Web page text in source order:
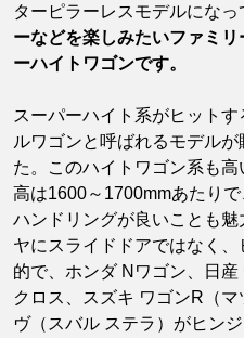
ターピラーレスモデルになっ
ーなどを楽しみたいファミ
ーハイトワゴンです。
スーパーハイト系がヒット
ルワゴンと呼ばれるモデル
た。このハイトワゴン系も
高は1600～1700mmあたり
ハンドリングが良いことも
ヤにスライドドアではなく
的で、ホンダ Nワゴン、日
クロス、スズキ ワゴンR（
ヴ（スバル ステラ）がヒン